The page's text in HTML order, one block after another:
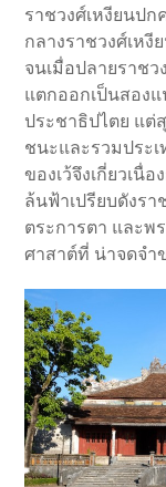
ราชวงศ์เหงียนปก
กลางราชวงศ์เหงี
จนเมื่อปลายราช
แตกออกเป็นสอง
ประชาธิปไตย แต่
ชนะและรวมประเ
ของเว้จึงเกี่ยวเนื่
ล้นฟ้าเปรียบดังร
ตระการตา และพ
ศาสาต์ที่ น่าจดจำ